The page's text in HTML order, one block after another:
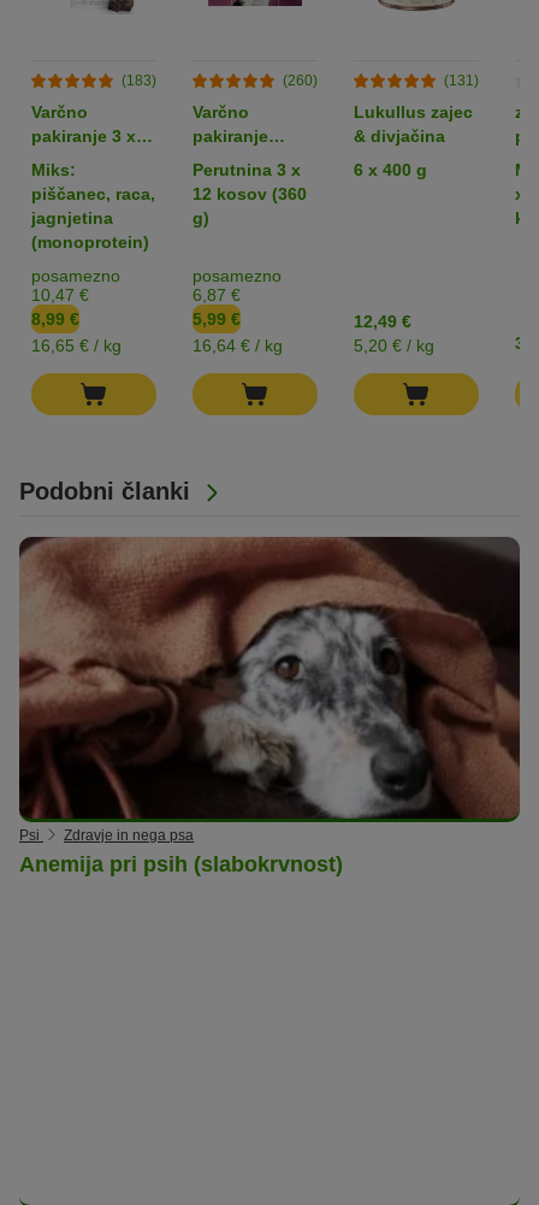
Podobni članki
Psi Zdravje in nega psa
Anemija pri psih (slabokrvnost)
(183)
Varčno
pakiranje 3 x
180 g: Wolf of
Wilderness
Snack - Wild
Bites
Miks:
piščanec, raca,
jagnjetina
(monoprotein)
posamezno
10,47 €
8,99 €
16,65 € / kg
(260)
Varčno
pakiranje
Rocco Sticks
Perutnina 3 x
12 kosov (360
g)
posamezno
6,87 €
5,99 €
16,64 € / kg
(131)
Lukullus zajec
& divjačina
6 x 400 g
12,49 €
5,20 € / kg
x